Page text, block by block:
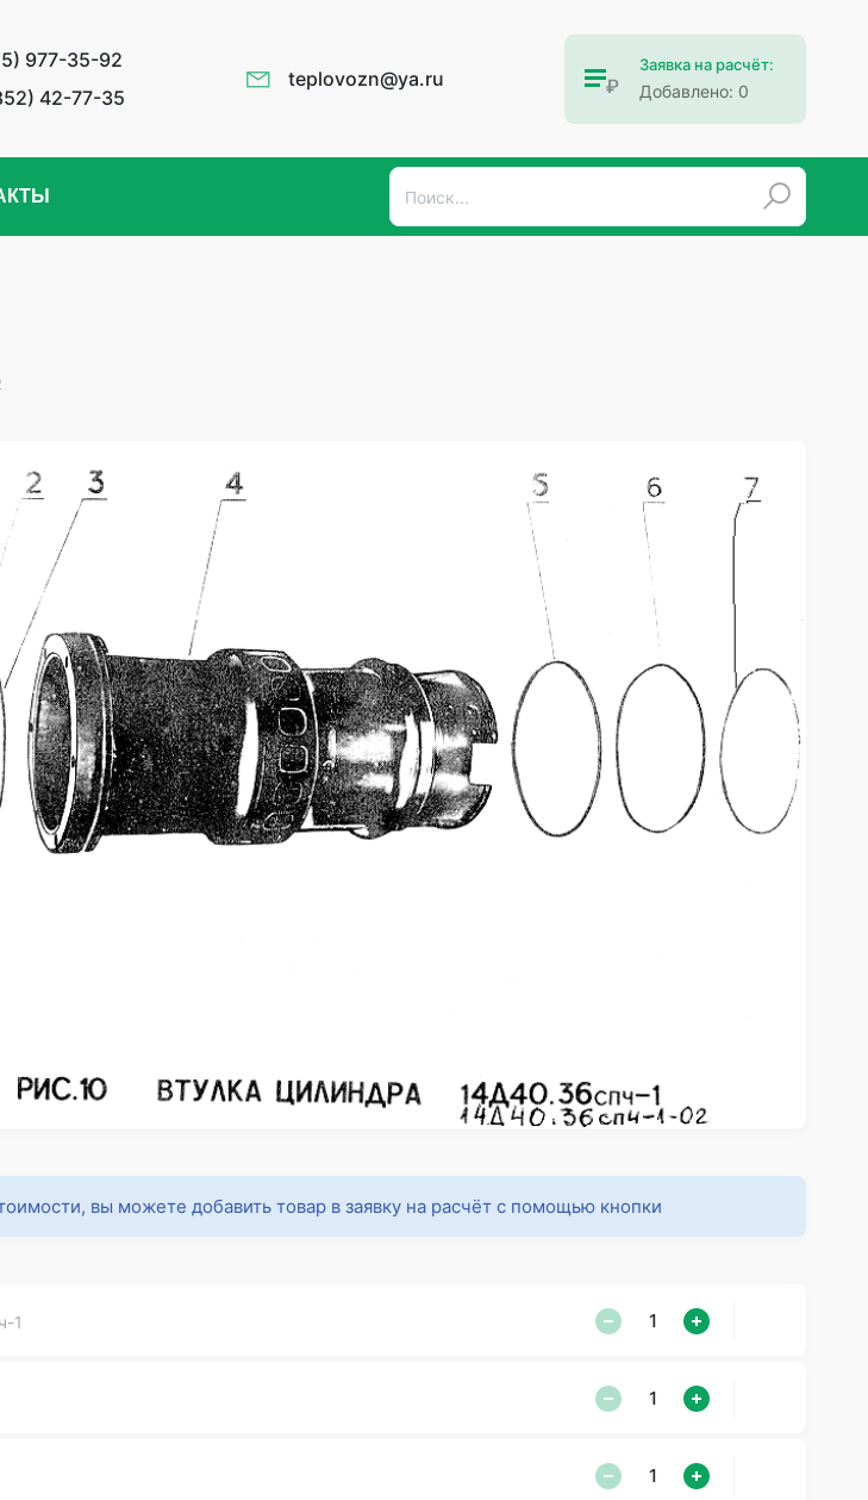
977-35-92
42-77-35
teplovozn@ya.ru
Заявка на расчёт:
Добавлено: 0
вы можете добавить товар в заявку на расчёт с помощью кнопки
1